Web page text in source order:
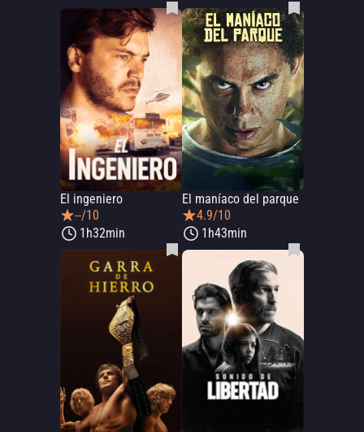
El ingeniero
--/10
1h32min
El maníaco del parque
4.9/10
1h43min